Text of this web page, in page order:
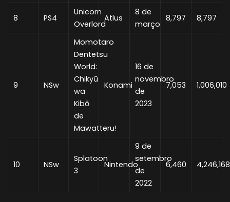
8 PS4
Unicorn
Overlord
Atlus
8 de
março
8,797 8,797
9 NSw
Momotaro
Dentetsu
World:
Chikyū
wa
Kibō
de
Mawatteru!
Konami
16 de
novembro
de
2023
7,053 1,006,010
10 NSw
Splatoon
3
Nintendo
9 de
setembro
de
2022
6,460 4,246,168